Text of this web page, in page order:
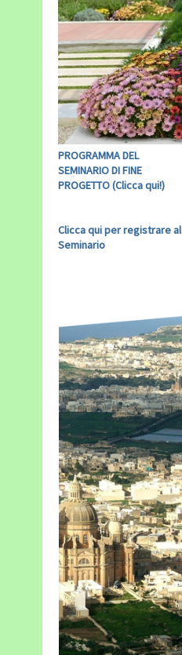
PROGRAMMA DEL
SEMINARIO DI FINE
PROGETTO (Clicca qui!)
Clicca qui per registrare al
Seminario